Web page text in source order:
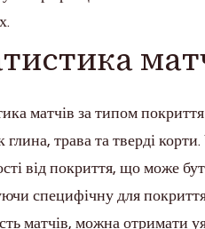
матчів за типом
глина, трава та тверді
від покриття, що може
специфічну для
матчів, можна отримати